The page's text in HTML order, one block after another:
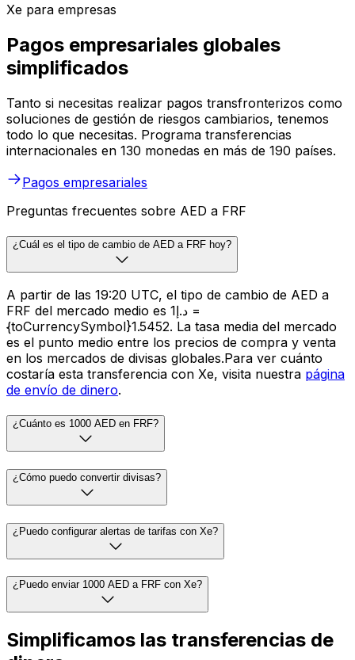
Xe para empresas
Pagos empresariales globales
simplificados
Tanto si necesitas realizar pagos transfronterizos como
soluciones de gestión de riesgos cambiarios, tenemos
todo lo que necesitas. Programa transferencias
internacionales en 130 monedas en más de 190 países.
Pagos empresariales
Preguntas frecuentes sobre AED a FRF
¿Cuál es el tipo de cambio de AED a FRF hoy?
A partir de las 19:20 UTC, el tipo de cambio de AED a
FRF del mercado medio es د.إ1 =
{toCurrencySymbol}1.5452. La tasa media del mercado
es el punto medio entre los precios de compra y venta
en los mercados de divisas globales.Para ver cuánto
costaría esta transferencia con Xe, visita nuestra página
de envío de dinero.
¿Cuánto es 1000 AED en FRF?
¿Cómo puedo convertir divisas?
¿Puedo configurar alertas de tarifas con Xe?
¿Puedo enviar 1000 AED a FRF con Xe?
Simplificamos las transferencias de